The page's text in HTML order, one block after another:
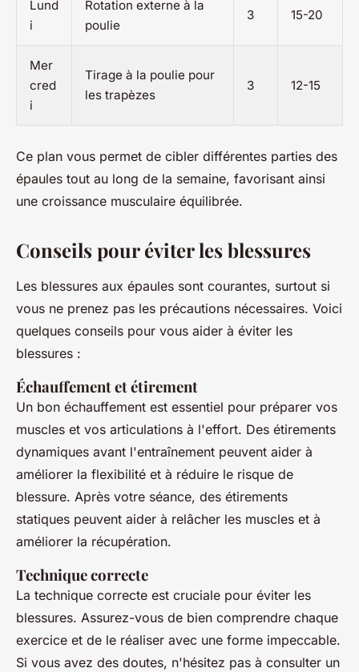
Lund
i
Rotation externe à la
poulie
3 15-20
Mer
cred
i
Tirage à la poulie pour
les trapèzes
3 12-15
Ce plan vous permet de cibler différentes parties des
épaules tout au long de la semaine, favorisant ainsi
une croissance musculaire équilibrée.
Conseils pour éviter les blessures
Les blessures aux épaules sont courantes, surtout si
vous ne prenez pas les précautions nécessaires. Voici
quelques conseils pour vous aider à éviter les
blessures :
Échauffement et étirement
Un bon échauffement est essentiel pour préparer vos
muscles et vos articulations à l'effort. Des étirements
dynamiques avant l'entraînement peuvent aider à
améliorer la flexibilité et à réduire le risque de
blessure. Après votre séance, des étirements
statiques peuvent aider à relâcher les muscles et à
améliorer la récupération.
Technique correcte
La technique correcte est cruciale pour éviter les
blessures. Assurez-vous de bien comprendre chaque
exercice et de le réaliser avec une forme impeccable.
Si vous avez des doutes, n'hésitez pas à consulter un